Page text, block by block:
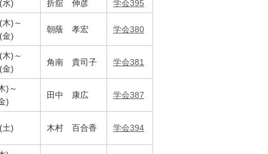
水) 折舘 伸彦 学会395
)～
金)
朝蔭 孝宏 学会380
)～
金)
角南 貴司子 学会381
)～
)
田中 康広 学会387
土) 木村 百合香 学会394